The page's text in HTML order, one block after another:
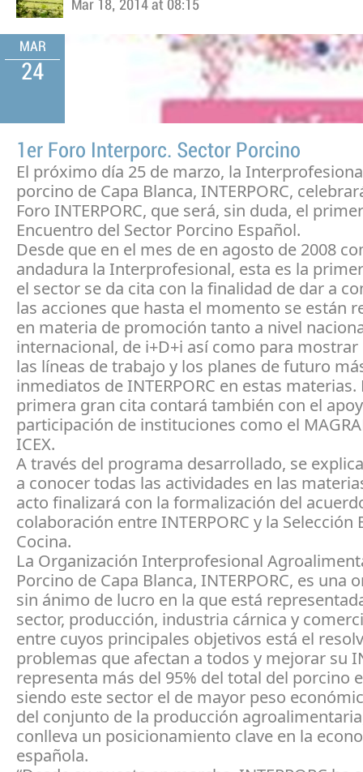
Mar 18, 2014 at 08:15
MAR
24
1er Foro Interporc. Sector Porcino
El próximo día 25 de marzo, la
porcino de Capa Blanca, INTERPORC,
Foro INTERPORC, que será, sin duda, el
Encuentro del Sector Porcino Español.
Desde que en el mes de en agosto de 2008
andadura la Interprofesional, esta es la
el sector se da cita con la finalidad de dar a
las acciones que hasta el momento se están
en materia de promoción tanto a nivel
internacional, de i+D+i así como para mostrar
las líneas de trabajo y los planes de futuro
inmediatos de INTERPORC en estas materias.
primera gran cita contará también con el
participación de instituciones como el
ICEX.
A través del programa desarrollado, se
a conocer todas las actividades en las
acto finalizará con la formalización del
colaboración entre INTERPORC y la Selección
Cocina.
La Organización Interprofesional
Porcino de Capa Blanca, INTERPORC, es una
sin ánimo de lucro en la que está
sector, producción, industria cárnica y
entre cuyos principales objetivos está el
problemas que afectan a todos y mejorar su
representa más del 95% del total del porcino
siendo este sector el de mayor peso
del conjunto de la producción
conlleva un posicionamiento clave en la
española.